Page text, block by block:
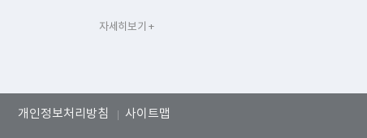
자세히보기 +
개인정보처리방침 사이트맵